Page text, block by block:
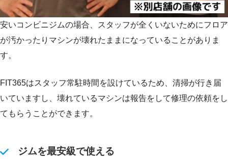
安いコンビニジムの場合、スタッフが全くいないためにフロア
が汚かったりマシンが壊れたままになっていることがありま
す。
FIT365はスタッフ常駐時間を設けているため、清掃が行き届
いていますし、壊れているマシンは報告をして修理の依頼をし
てもらうことができます。
ジムを最安級で使える